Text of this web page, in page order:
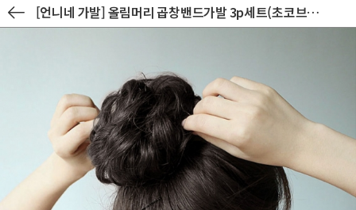
[언니네 가발] 올림머리 곱창밴드가발 3p세트(초코브라운)